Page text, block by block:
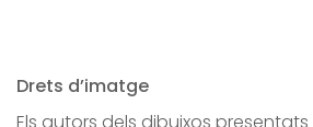
Drets d’imatge